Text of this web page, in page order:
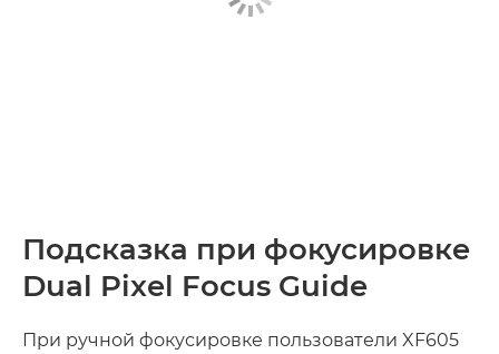
Подсказка при фокусировке
Dual Pixel Focus Guide
При ручной фокусировке пользователи XF605